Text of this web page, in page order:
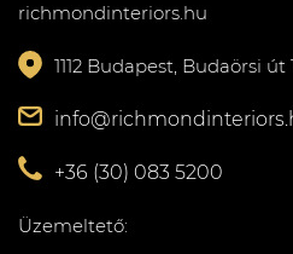
richmondinteriors.hu
1112 Budapest, Budaörsi út
+36 (30) 083 5200
Üzemeltető: